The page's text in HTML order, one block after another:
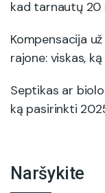
kad tarnautų 20
Kompensacija
rajone: viskas,
Septikas ar
ką pasirinkti
Naršykite